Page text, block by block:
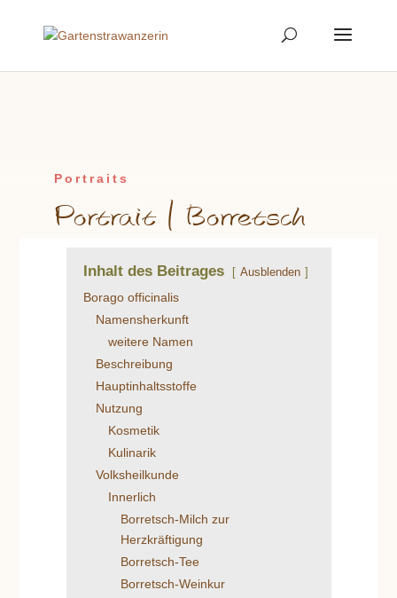
Portraits
Portrait | Borretsch
Inhalt des Beitrages Ausblenden
Borago officinalis
Namensherkunft
weitere Namen
Beschreibung
Hauptinhaltsstoffe
Nutzung
Kosmetik
Kulinarik
Volksheilkunde
Innerlich
Borretsch-Milch zur
Herzkräftigung
Borretsch-Tee
Borretsch-Weinkur